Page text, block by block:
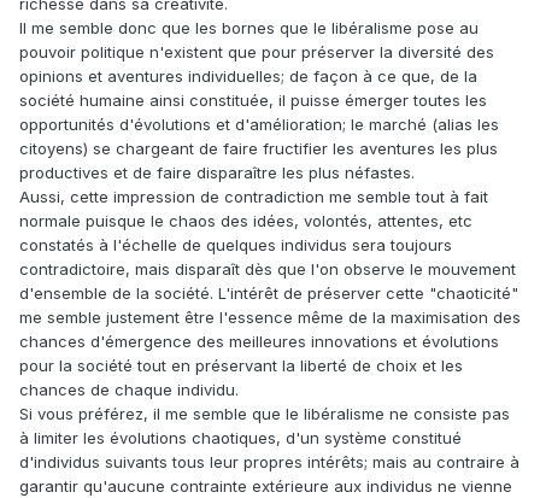
richesse dans sa créativité.
Il me semble donc que les bornes que le libéralisme pose au
pouvoir politique n'existent que pour préserver la diversité des
opinions et aventures individuelles; de façon à ce que, de la
société humaine ainsi constituée, il puisse émerger toutes les
opportunités d'évolutions et d'amélioration; le marché (alias les
citoyens) se chargeant de faire fructifier les aventures les plus
productives et de faire disparaître les plus néfastes.
Aussi, cette impression de contradiction me semble tout à fait
normale puisque le chaos des idées, volontés, attentes, etc
constatés à l'échelle de quelques individus sera toujours
contradictoire, mais disparaît dès que l'on observe le mouvement
d'ensemble de la société. L'intérêt de préserver cette "chaoticité"
me semble justement être l'essence même de la maximisation des
chances d'émergence des meilleures innovations et évolutions
pour la société tout en préservant la liberté de choix et les
chances de chaque individu.
Si vous préférez, il me semble que le libéralisme ne consiste pas
à limiter les évolutions chaotiques, d'un système constitué
d'individus suivants tous leur propres intérêts; mais au contraire à
garantir qu'aucune contrainte extérieure aux individus ne vienne